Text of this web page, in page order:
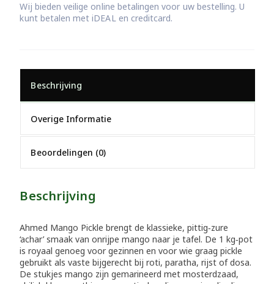
Wij bieden veilige online betalingen voor uw bestelling. U
kunt betalen met iDEAL en creditcard.
Beschrijving
Overige Informatie
Beoordelingen (0)
Beschrijving
Ahmed Mango Pickle brengt de klassieke, pittig‑zure
‘achar’ smaak van onrijpe mango naar je tafel. De 1 kg‑pot
is royaal genoeg voor gezinnen en voor wie graag pickle
gebruikt als vaste bijgerecht bij roti, paratha, rijst of dosa.
De stukjes mango zijn gemarineerd met mosterdzaad,